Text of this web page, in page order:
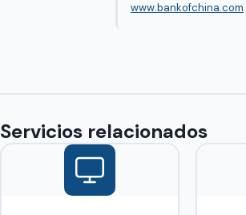
www.bankofchina.com.
Servicios relacionados